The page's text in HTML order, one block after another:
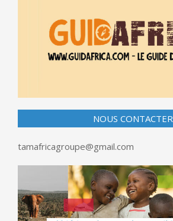
NOUS CONTACTER
tamafricagroupe@gmail.com